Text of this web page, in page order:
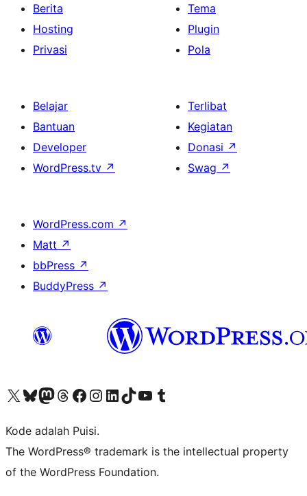
Berita
Hosting
Privasi
Tema
Plugin
Pola
Belajar
Bantuan
Developer
WordPress.tv ↗
Terlibat
Kegiatan
Donasi ↗
Swag ↗
WordPress.com ↗
Matt ↗
bbPress ↗
BuddyPress ↗
Kunjungi akun X (sebelumnya Twitter) kamiVisit our Bluesky account
Kunjungi akun Mastodon kami
Visit our Threads account
Kunjungi halaman Facebook kamiKunjungi akun Instagram kamiKunjungi akun LinkedIn kami
Visit our TikTok account
Kunjungi channel YouTube kamiVisit our Tumblr account
Kode adalah Puisi.
The WordPress® trademark is the intellectual property
of the WordPress Foundation.